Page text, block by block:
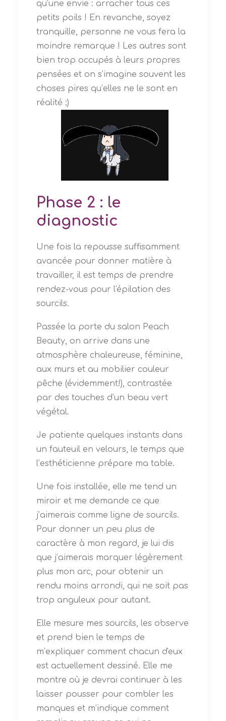
qu’une envie : arracher tous ces
petits poils ! En revanche, soyez
tranquille, personne ne vous fera la
moindre remarque ! Les autres sont
bien trop occupés à leurs propres
pensées et on s’imagine souvent les
choses pires qu’elles ne le sont en
réalité ;)
Phase 2 : le
diagnostic
Une fois la repousse suffisamment
avancée pour donner matière à
travailler, il est temps de prendre
rendez-vous pour l'épilation des
sourcils.
Passée la porte du salon Peach
Beauty, on arrive dans une
atmosphère chaleureuse, féminine,
aux murs et au mobilier couleur
pêche (évidemment!), contrastée
par des touches d’un beau vert
végétal.
Je patiente quelques instants dans
un fauteuil en velours, le temps que
l’esthéticienne prépare ma table.
Une fois installée, elle me tend un
miroir et me demande ce que
j’aimerais comme ligne de sourcils.
Pour donner un peu plus de
caractère à mon regard, je lui dis
que j’aimerais marquer légèrement
plus mon arc, pour obtenir un
rendu moins arrondi, qui ne soit pas
trop anguleux pour autant.
Elle mesure mes sourcils, les observe
et prend bien le temps de
m’expliquer comment chacun d'eux
est actuellement dessiné. Elle me
montre où je devrai continuer à les
laisser pousser pour combler les
manques et m’indique comment